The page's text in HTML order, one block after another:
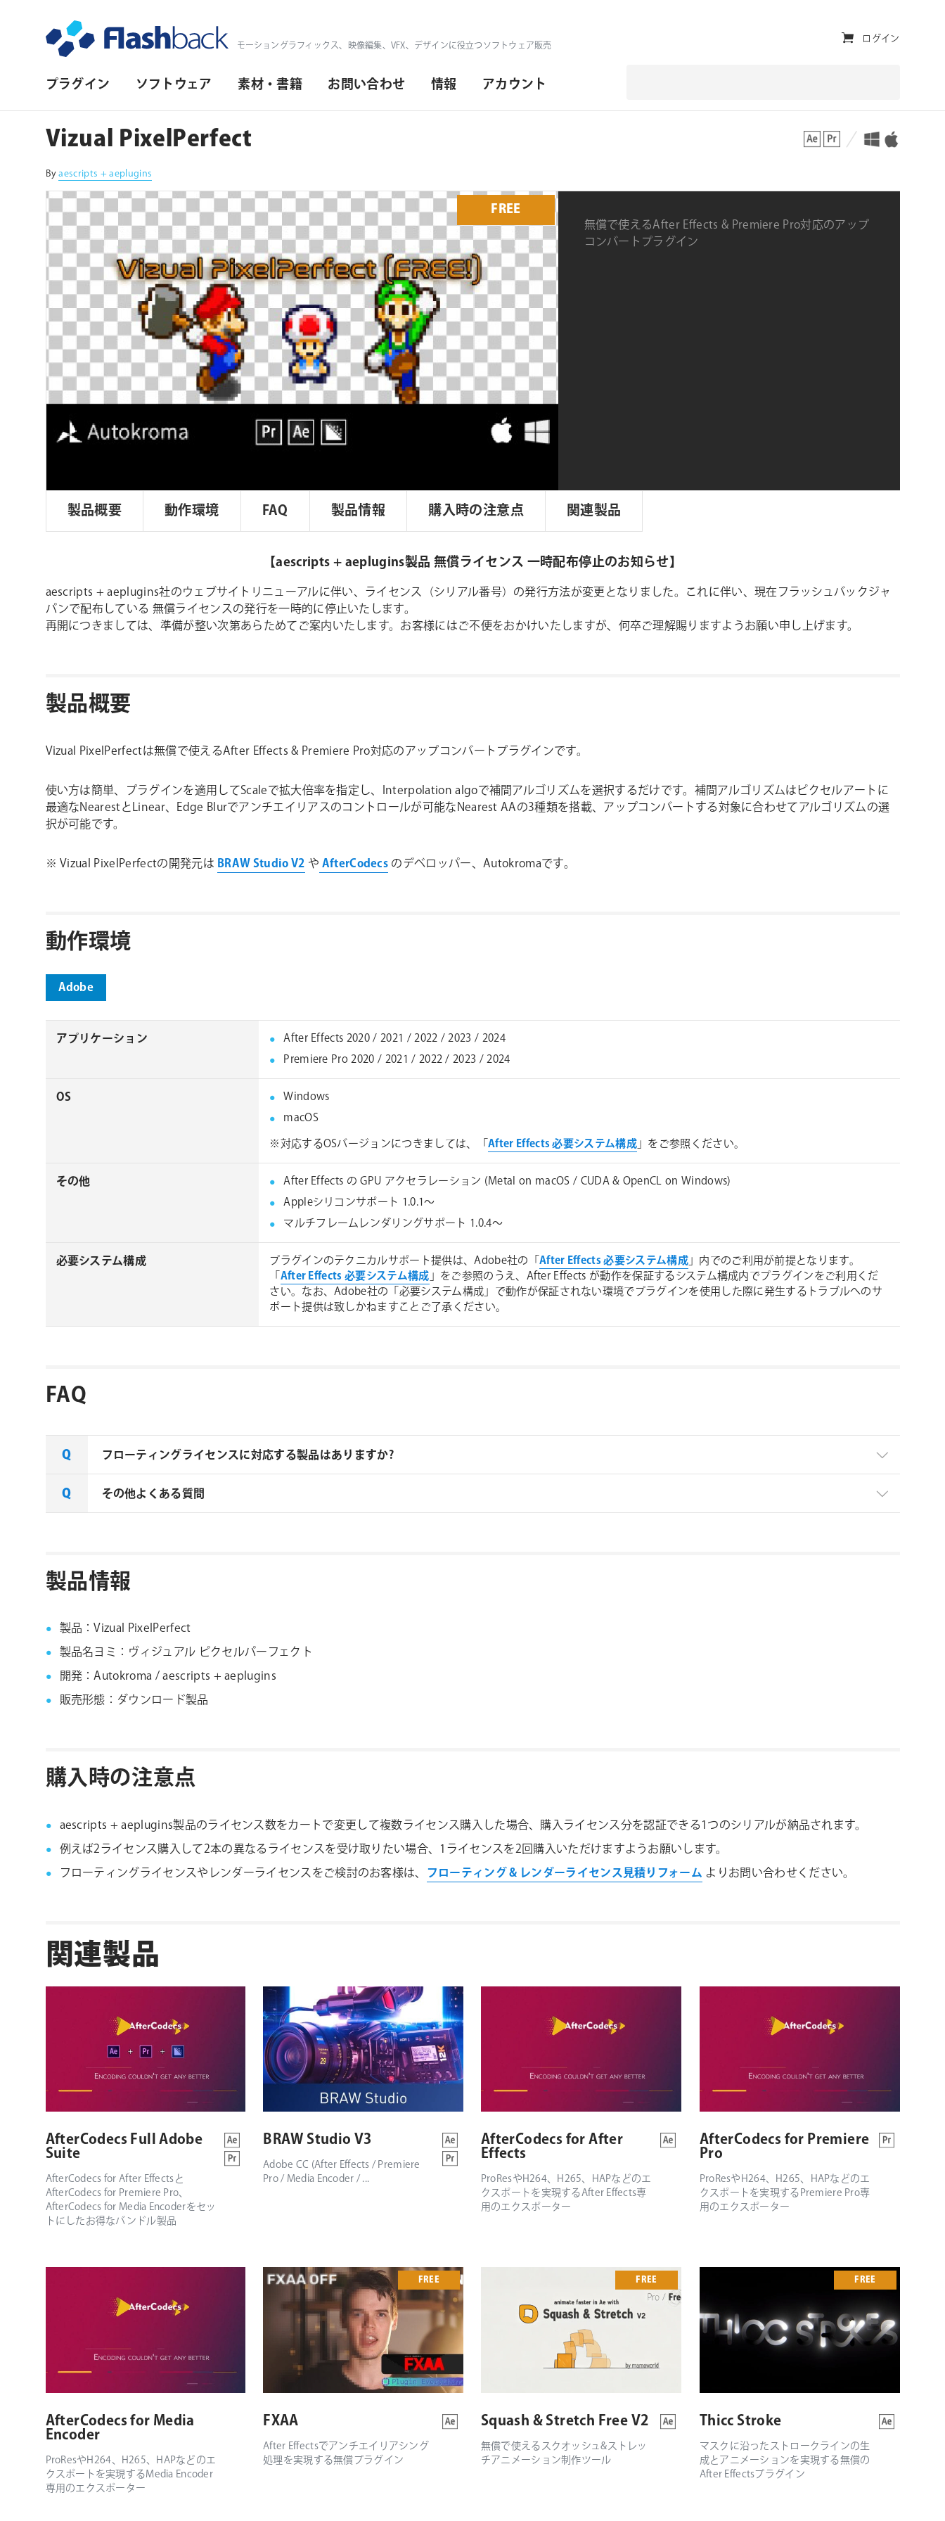
モーショングラフィックス、映像編集、VFX、デザインに役立つソフトウェア販売
プ
イ
マ
リ・
ナ
ビ
ゲ
ー
シ
ョ
ン
プラグイン ソフトウェア 素材・書籍 お問い合わせ 情報 アカウント
ユ
ィ
リ
ィ・
ナ
ログイン
Vizual PixelPerfect 対応プラットフォーム 対応OS
Byaescripts + aeplugins
FREE
無償で使えるAfter Effects & Premiere Pro対応のアップ
コンバートプラグイン
製品概要 動作環境 FAQ 製品情報 購入時の注意点 関連製品
【aescripts + aeplugins製品 無償ライセンス 一時配布停止のお知らせ】
aescripts + aeplugins社のウェブサイトリニューアルに伴い、ライセンス（シリアル番号）の発行方法が変更となりました。これに伴い、現在フラッシュバックジャ
パンで配布している 無償ライセンスの発行を一時的に停止いたします。
再開につきましては、準備が整い次第あらためてご案内いたします。お客様にはご不便をおかけいたしますが、何卒ご理解賜りますようお願い申し上げます。
製品概要
Vizual PixelPerfectは無償で使えるAfter Effects & Premiere Pro対応のアップコンバートプラグインです。
使い方は簡単、プラグインを適用してScaleで拡大倍率を指定し、Interpolation algoで補間アルゴリズムを選択するだけです。補間アルゴリズムはピクセルアートに
最適なNearestとLinear、Edge Blurでアンチエイリアスのコントロールが可能なNearest AAの3種類を搭載、アップコンバートする対象に合わせてアルゴリズムの選
択が可能です。
※ Vizual PixelPerfectの開発元は BRAW Studio V2 や AfterCodecs のデベロッパー、Autokromaです。
動作環境
Adobe
アプリケーション
After Effects 2020 / 2021 / 2022 / 2023 / 2024
Premiere Pro 2020 / 2021 / 2022 / 2023 / 2024
OS
Windows
macOS
※対応するOSバージョンにつきましては、「After Effects 必要システム構成」をご参照ください。
その他
After Effects の GPU アクセラレーション (Metal on macOS / CUDA & OpenCL on Windows)
Appleシリコンサポート 1.0.1～
マルチフレームレンダリングサポート 1.0.4～
必要システム構成 プラグインのテクニカルサポート提供は、Adobe社の「After Effects 必要システム構成」内でのご利用が前提となります。
「 After Effects 必要システム構成 」をご参照のうえ、After Effects が動作を保証するシステム構成内でプラグインをご利用くだ
さい。なお、Adobe社の「必要システム構成」で動作が保証されない環境でプラグインを使用した際に発生するトラブルへのサ
ポート提供は致しかねますことご了承ください。
FAQ
フローティングライセンスに対応する製品はありますか?
一部製品でフローティングライセンスの取扱いがあります、フローティングライセンス対応製品につきましては下記リンクより
ご確認ください。なお、下記リンクにない製品につきましては、ノードロックライセンスのみの提供となります。
その他よくある質問
製品情報
製品：Vizual PixelPerfect
製品名ヨミ：ヴィジュアル ピクセルパーフェクト
開発：Autokroma / aescripts + aeplugins
販売形態：ダウンロード製品
購入時の注意点
aescripts + aeplugins製品のライセンス数をカートで変更して複数ライセンス購入した場合、購入ライセンス分を認証できる1つのシリアルが納品されます。
例えば2ライセンス購入して2本の異なるライセンスを受け取りたい場合、1ライセンスを2回購入いただけますようお願いします。
フローティングライセンスやレンダーライセンスをご検討のお客様は、 フローティング & レンダーライセンス見積りフォーム よりお問い合わせください。
関連製品
AfterCodecs Full Adobe
Suite
AfterCodecs for After Effectsと
AfterCodecs for Premiere Pro、
AfterCodecs for Media Encoderをセッ
トにしたお得なバンドル製品
BRAW Studio V3
Adobe CC (After Effects / Premiere
Pro / Media Encoder / ...
AfterCodecs for After
Effects
ProResやH264、H265、HAPなどのエ
クスポートを実現するAfter Effects専
用のエクスポーター
AfterCodecs for Premiere
Pro
ProResやH264、H265、HAPなどのエ
クスポートを実現するPremiere Pro専
用のエクスポーター
AfterCodecs for Media
Encoder
ProResやH264、H265、HAPなどのエ
クスポートを実現するMedia Encoder
専用のエクスポーター
FREE
FXAA
After Effectsでアンチエイリアシング
処理を実現する無償プラグイン
FREE
Squash & Stretch Free V2
無償で使えるスクオッシュ&ストレッ
チアニメーション制作ツール
FREE
Thicc Stroke
マスクに沿ったストロークラインの生
成とアニメーションを実現する無償の
After Effectsプラグイン